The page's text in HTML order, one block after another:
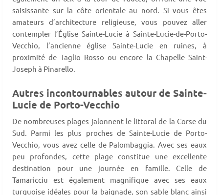
saisissante sur la côte orientale au nord. Si vous êtes
amateurs d’architecture religieuse, vous pouvez aller
contempler l’Église Sainte-Lucie à Sainte-Lucie-de-Porto-
Vecchio, l’ancienne église Sainte-Lucie en ruines, à
proximité de Taglio Rosso ou encore la Chapelle Saint-
Joseph à Pinarello.
Autres incontournables autour de Sainte-
Lucie de Porto-Vecchio
De nombreuses plages jalonnent le littoral de la Corse du
Sud. Parmi les plus proches de Sainte-Lucie de Porto-
Vecchio, vous avez celle de Palombaggia. Avec ses eaux
peu profondes, cette plage constitue une excellente
destination pour une journée en famille. Celle de
Tamaricciu est également magnifique avec ses eaux
turquoise idéales pour la baignade, son sable blanc ainsi